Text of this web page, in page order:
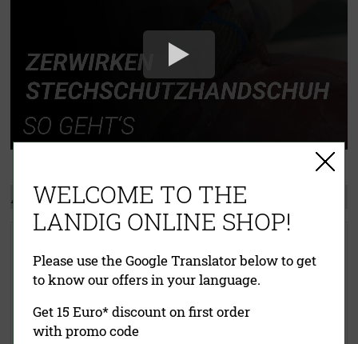
Andere Kunden kauften auch:
WELCOME TO THE
LANDIG ONLINE SHOP!
Please use the Google Translator below to get
to know our offers in your language.
Get 15 Euro* discount on first order
with promo code